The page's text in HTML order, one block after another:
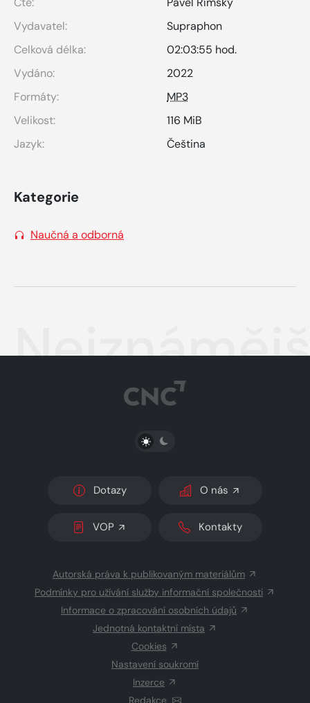
Vydavatel:
Supraphon
Celková délka:
02:03:55 hod.
Vydáno:
2022
Formáty:
MP3
Velikost:
116 MiB
Jazyk:
Čeština
Kategorie
Naučná a odborná
PŘEPNOUT SVĚTLÝ/TMAVÝ REŽIM
Dotazy O nás
VOP Kontakty
Autorská práva k publikovaným materiálům
Podmínky pro užívání služby informační společnosti
Informace o zpracování osobních údajů
Jednotná kontaktní místa
Cookies
Nastavení soukromí
Inzerce
Redakce